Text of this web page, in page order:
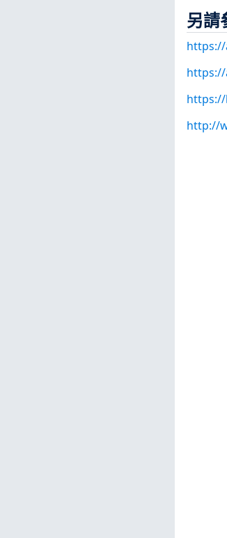
另請
https://
https://
http://